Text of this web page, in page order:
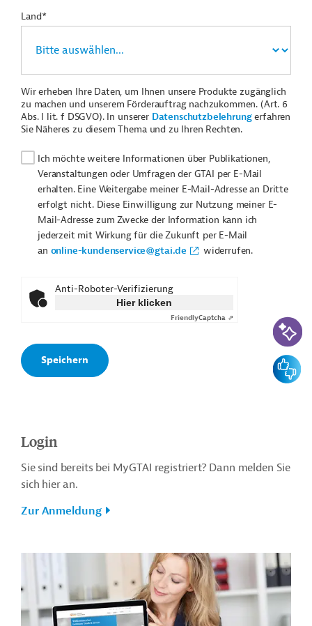
Land*
Wir erheben Ihre Daten, um Ihnen unsere Produkte zugänglich
zu machen und unserem Förderauftrag nachzukommen. (Art. 6
Abs. I lit. f DSGVO). In unserer Datenschutzbelehrungerfahren
Sie Näheres zu diesem Thema und zu Ihren Rechten.
Ich möchte weitere Informationen über Publikationen,
Veranstaltungen oder Umfragen der GTAI per E-Mail
erhalten. Eine Weitergabe meiner E-Mail-Adresse an Dritte
erfolgt nicht. Diese Einwilligung zur Nutzung meiner E-
Mail-Adresse zum Zwecke der Information kann ich
jederzeit mit Wirkung für die Zukunft per E-Mail
an online-kundenservice@gtai.de widerrufen.
Anti-Roboter-Verifizierung
Hier klicken
FriendlyCaptcha ⇗
Login
Sie sind bereits bei MyGTAI registriert? Dann melden Sie
sich hier an.
Zur Anmeldung
KI-